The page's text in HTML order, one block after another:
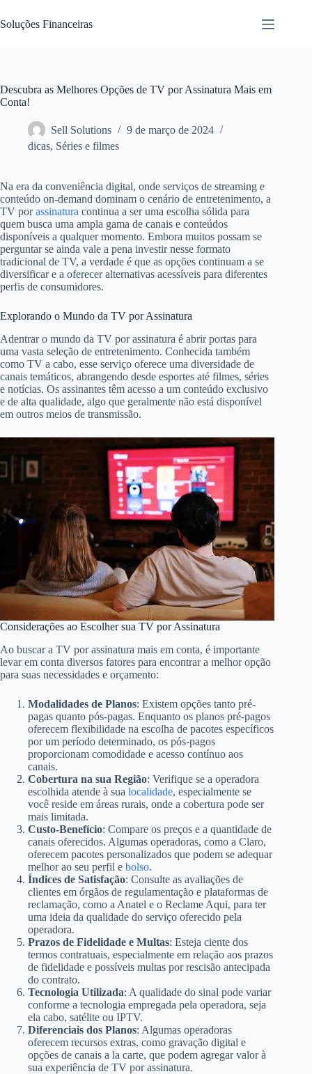
para
o
Soluções Financeiras
Descubra as Melhores Opções de TV por Assinatura Mais em
Conta!
Sell Solutions
9 de março de 2024
dicas, Séries e filmes
Na era da conveniência digital, onde serviços de streaming e
conteúdo on-demand dominam o cenário de entretenimento, a
TV porassinatura continua a ser uma escolha sólida para
quem busca uma ampla gama de canais e conteúdos
disponíveis a qualquer momento. Embora muitos possam se
perguntar se ainda vale a pena investir nesse formato
tradicional de TV, a verdade é que as opções continuam a se
diversificar e a oferecer alternativas acessíveis para diferentes
perfis de consumidores.
Explorando o Mundo da TV por Assinatura
Adentrar o mundo da TV por assinatura é abrir portas para
uma vasta seleção de entretenimento. Conhecida também
como TV a cabo, esse serviço oferece uma diversidade de
canais temáticos, abrangendo desde esportes até filmes, séries
e notícias. Os assinantes têm acesso a um conteúdo exclusivo
e de alta qualidade, algo que geralmente não está disponível
em outros meios de transmissão.
Considerações ao Escolher sua TV por Assinatura
Ao buscar a TV por assinatura mais em conta, é importante
levar em conta diversos fatores para encontrar a melhor opção
para suas necessidades e orçamento:
Modalidades de Planos: Existem opções tanto pré-
pagas quanto pós-pagas. Enquanto os planos pré-pagos
oferecem flexibilidade na escolha de pacotes específicos
por um período determinado, os pós-pagos
proporcionam comodidade e acesso contínuo aos
canais.
Cobertura na sua Região: Verifique se a operadora
escolhida atende à sua localidade, especialmente se
você reside em áreas rurais, onde a cobertura pode ser
mais limitada.
Custo-Benefício: Compare os preços e a quantidade de
canais oferecidos. Algumas operadoras, como a Claro,
oferecem pacotes personalizados que podem se adequar
melhor ao seu perfil e bolso.
Índices de Satisfação: Consulte as avaliações de
clientes em órgãos de regulamentação e plataformas de
reclamação, como a Anatel e o Reclame Aqui, para ter
uma ideia da qualidade do serviço oferecido pela
operadora.
Prazos de Fidelidade e Multas: Esteja ciente dos
termos contratuais, especialmente em relação aos prazos
de fidelidade e possíveis multas por rescisão antecipada
do contrato.
Tecnologia Utilizada: A qualidade do sinal pode variar
conforme a tecnologia empregada pela operadora, seja
ela cabo, satélite ou IPTV.
Diferenciais dos Planos: Algumas operadoras
oferecem recursos extras, como gravação digital e
opções de canais a la carte, que podem agregar valor à
sua experiência de TV por assinatura.